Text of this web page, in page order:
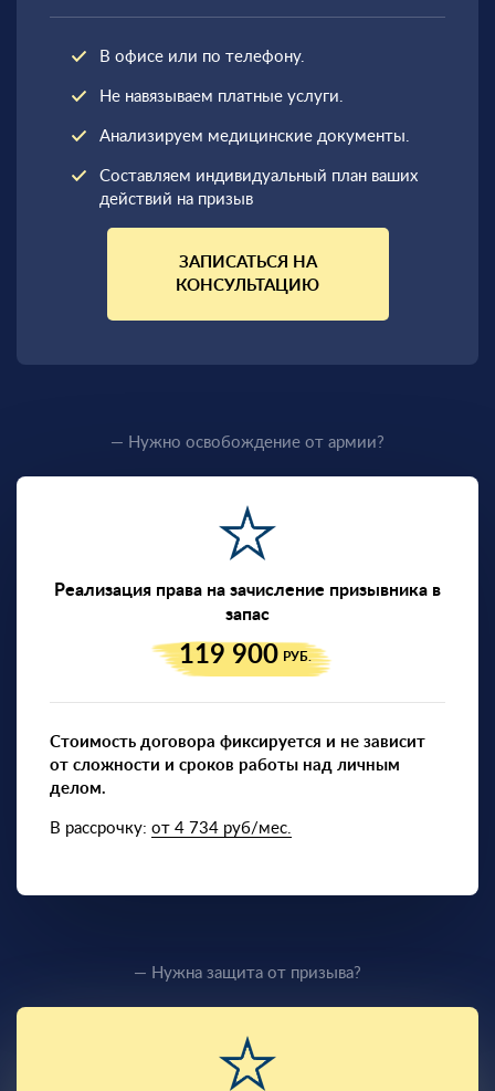
В офисе или по телефону.
Не навязываем платные услуги.
Анализируем медицинские документы.
Составляем индивидуальный план ваших
действий на призыв
ЗАПИСАТЬСЯ НА
КОНСУЛЬТАЦИЮ
— Нужно освобождение от армии?
Реализация права на зачисление призывника в
запас
119 900 РУБ.
Стоимость договора фиксируется и не зависит
от сложности и сроков работы над личным
делом.
В рассрочку: от 4 734 руб/мес.
— Нужна защита от призыва?